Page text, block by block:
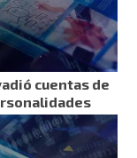
cuentas de